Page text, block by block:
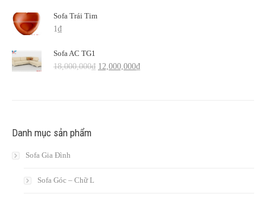
Sofa Trái Tim
1₫
Sofa AC TG1
18,000,000₫ 12,000,000₫
Danh mục sản phẩm
Sofa Gia Đình
Sofa Góc – Chữ L